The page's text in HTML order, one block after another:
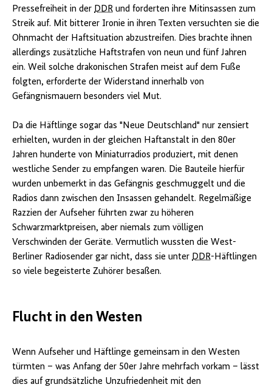
Pressefreiheit in der DDR und forderten ihre Mitinsassen zum
Streik auf. Mit bitterer Ironie in ihren Texten versuchten sie die
Ohnmacht der Haftsituation abzustreifen. Dies brachte ihnen
allerdings zusätzliche Haftstrafen von neun und fünf Jahren
ein. Weil solche drakonischen Strafen meist auf dem Fuße
folgten, erforderte der Widerstand innerhalb von
Gefängnismauern besonders viel Mut.
Da die Häftlinge sogar das "Neue Deutschland" nur zensiert
erhielten, wurden in der gleichen Haftanstalt in den 80er
Jahren hunderte von Miniaturradios produziert, mit denen
westliche Sender zu empfangen waren. Die Bauteile hierfür
wurden unbemerkt in das Gefängnis geschmuggelt und die
Radios dann zwischen den Insassen gehandelt. Regelmäßige
Razzien der Aufseher führten zwar zu höheren
Schwarzmarktpreisen, aber niemals zum völligen
Verschwinden der Geräte. Vermutlich wussten die West-
Berliner Radiosender gar nicht, dass sie unter DDR-Häftlingen
so viele begeisterte Zuhörer besaßen.
Flucht in den Westen
Wenn Aufseher und Häftlinge gemeinsam in den Westen
türmten – was Anfang der 50er Jahre mehrfach vorkam – lässt
dies auf grundsätzliche Unzufriedenheit mit den